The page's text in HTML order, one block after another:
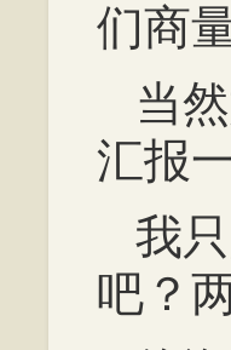
们商
当
汇报
我
吧？